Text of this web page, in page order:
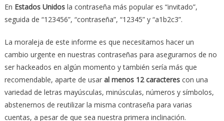
En Estados Unidosla contraseña más popular es “invitado”,
seguida de “123456”, “contraseña”, “12345” y “a1b2c3”.
La moraleja de este informe es que necesitamos hacer un
cambio urgente en nuestras contraseñas para asegurarnos de no
ser hackeados en algún momento y también sería más que
recomendable, aparte de usar al menos 12 caracterescon una
variedad de letras mayúsculas, minúsculas, números y símbolos,
abstenernos de reutilizar la misma contraseña para varias
cuentas, a pesar de que sea nuestra primera inclinación.